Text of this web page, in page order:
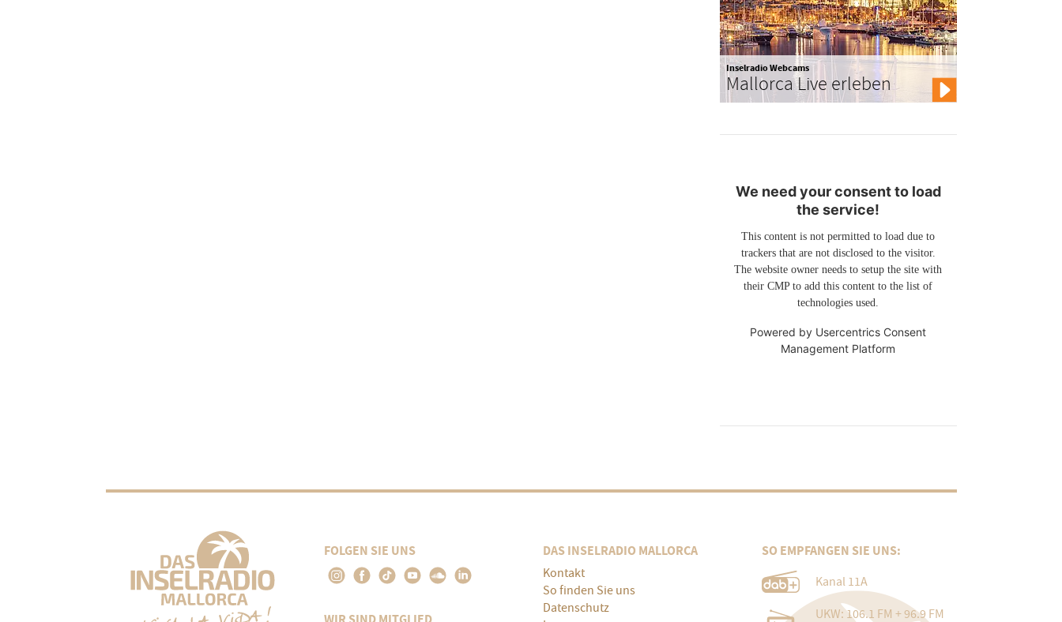
Inselradio Webcams
Mallorca Live erleben
We need your consent to load
the service!
This content is not permitted to load due to
trackers that are not disclosed to the visitor.
The website owner needs to setup the site with
their CMP to add this content to the list of
technologies used.
Powered by Usercentrics Consent
Management Platform
FOLGEN SIE UNS DAS INSELRADIO MALLORCA
Kontakt
So finden Sie uns
Datenschutz
SO EMPFANGEN SIE UNS:
Kanal 11A
UKW: 106.1 FM + 96.9 FM